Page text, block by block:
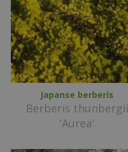
Japanse berberis
Berberis thunbergii
'Aurea'